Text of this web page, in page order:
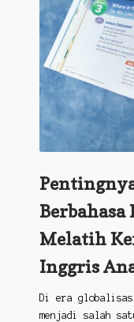
Melatih
Inggris
Di era
menjadi salah